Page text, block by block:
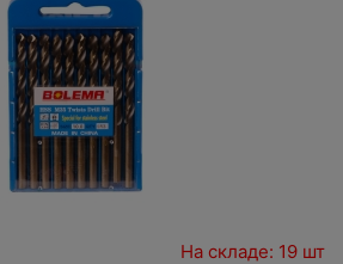
На складе: 19 шт